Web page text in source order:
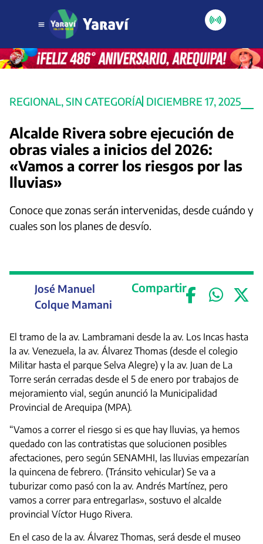
REGIONAL,SIN CATEGORÍA DICIEMBRE 17, 2025
Alcalde Rivera sobre ejecución de
obras viales a inicios del 2026:
«Vamos a correr los riesgos por las
lluvias»
Conoce que zonas serán intervenidas, desde cuándo y
cuales son los planes de desvío.
José Manuel
Colque Mamani
Compartir
El tramo de la av. Lambramani desde la av. Los Incas hasta
la av. Venezuela, la av. Álvarez Thomas (desde el colegio
Militar hasta el parque Selva Alegre) y la av. Juan de La
Torre serán cerradas desde el 5 de enero por trabajos de
mejoramiento vial, según anunció la Municipalidad
Provincial de Arequipa (MPA).
“Vamos a correr el riesgo si es que hay lluvias, ya hemos
quedado con las contratistas que solucionen posibles
afectaciones, pero según SENAMHI, las lluvias empezarían
la quincena de febrero. (Tránsito vehicular) Se va a
tuburizar como pasó con la av. Andrés Martínez, pero
vamos a correr para entregarlas», sostuvo el alcalde
provincial Víctor Hugo Rivera.
En el caso de la av. Álvarez Thomas, será desde el museo